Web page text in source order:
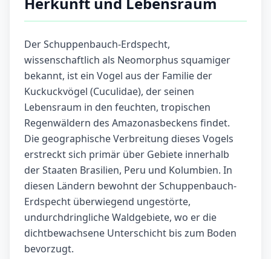
Der Schuppenbauch-Erdspecht,
wissenschaftlich als Neomorphus squamiger
bekannt, ist ein Vogel aus der Familie der
Kuckuckvögel (Cuculidae), der seinen
Lebensraum in den feuchten, tropischen
Regenwäldern des Amazonasbeckens findet.
Die geographische Verbreitung dieses Vogels
erstreckt sich primär über Gebiete innerhalb
der Staaten Brasilien, Peru und Kolumbien. In
diesen Ländern bewohnt der Schuppenbauch-
Erdspecht überwiegend ungestörte,
undurchdringliche Waldgebiete, wo er die
dichtbewachsene Unterschicht bis zum Boden
bevorzugt.